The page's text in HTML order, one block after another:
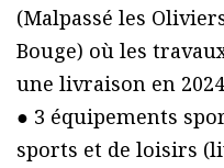
(Malpassé les
Bouge) où les
une livraison en
● 3 équipements
sports et de loisirs